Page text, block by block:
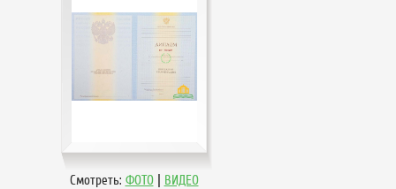
Смотреть: ФОТО | ВИДЕО